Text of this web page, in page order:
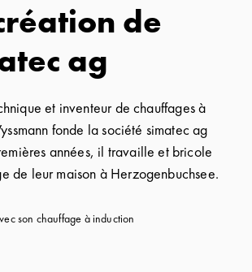
de
ag
et inventeur de chauffages à
fonde la société simatec ag
années, il travaille et bricole
de leur maison à Herzogenbuchsee.
son chauffage à induction